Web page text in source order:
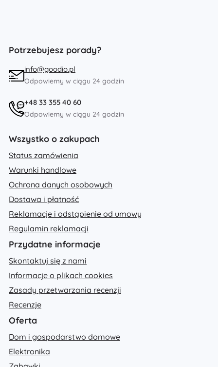
Potrzebujesz porady?
info@goodio.pl
Odpowiemy w ciągu 24 godzin
+48 33 355 40 60
Odpowiemy w ciągu 24 godzin
Wszystko o zakupach
Status zamówienia
Warunki handlowe
Ochrona danych osobowych
Dostawa i płatność
Reklamacje i odstąpienie od umowy
Regulamin reklamacji
Przydatne informacje
Skontaktuj się z nami
Informacje o plikach cookies
Zasady przetwarzania recenzji
Recenzje
Oferta
Dom i gospodarstwo domowe
Elektronika